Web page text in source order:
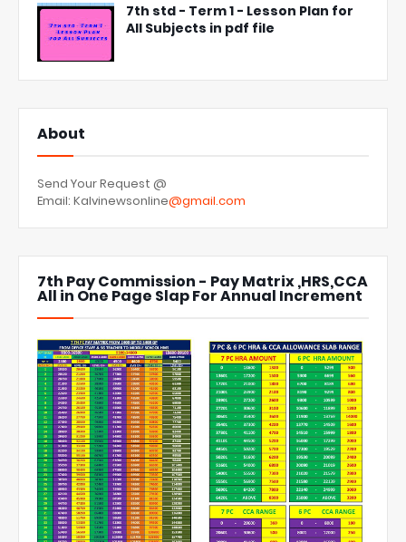
7th std - Term 1 - Lesson Plan for
All Subjects in pdf file
About
Send Your Request @
Email: Kalvinewsonline@gmail.com
7th Pay Commission - Pay Matrix ,HRS,CCA
All in One Page Slap For Annual Increment